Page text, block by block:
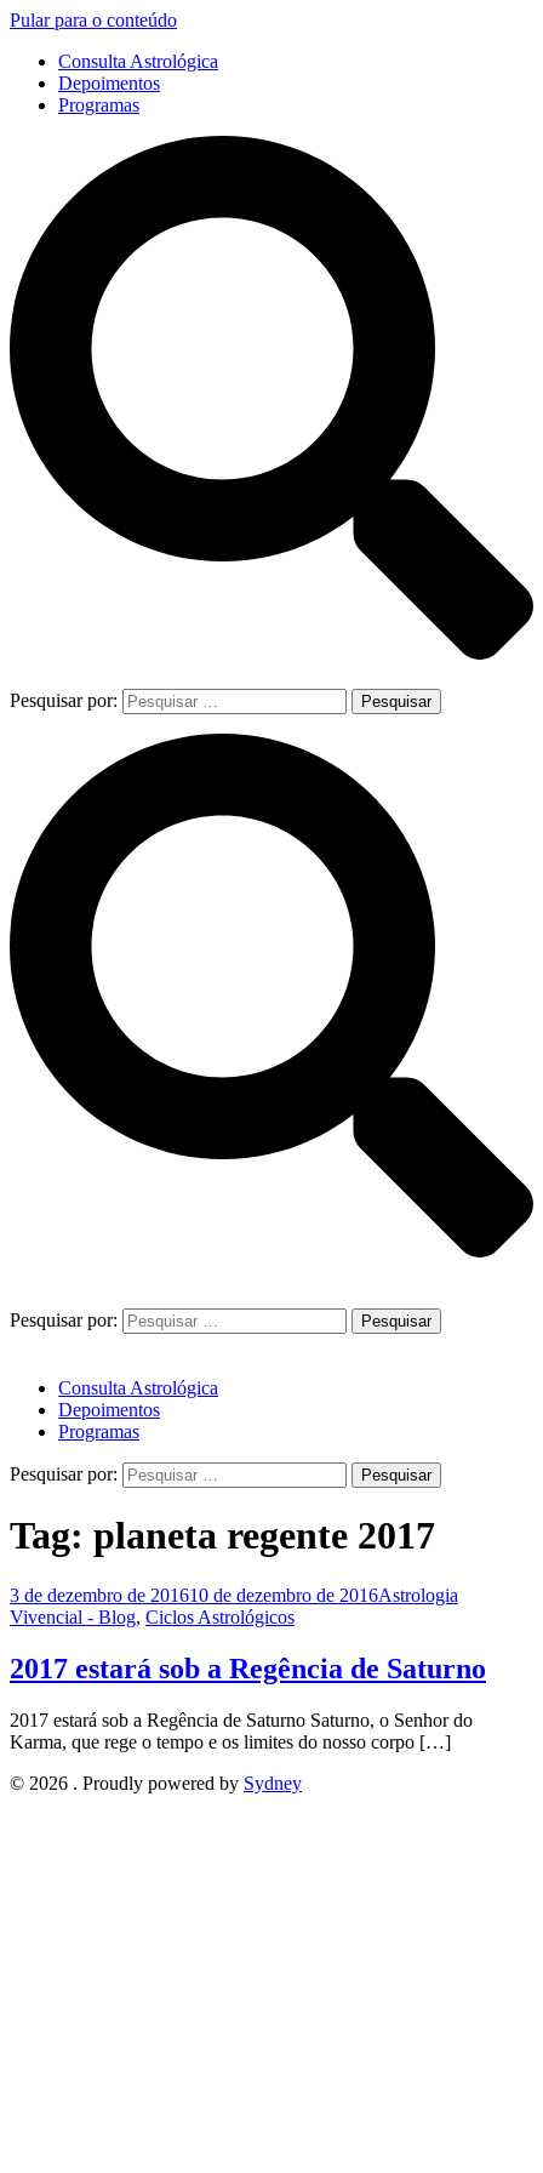
Pular para o conteúdo
Consulta Astrológica
Depoimentos
Programas
Pesquisar por:
Pesquisar por:
Consulta Astrológica
Depoimentos
Programas
Pesquisar por:
Tag: planeta regente 2017
3 de dezembro de 201610 de dezembro de 2016Astrologia
Vivencial - Blog, Ciclos Astrológicos
2017 estará sob a Regência de Saturno
2017 estará sob a Regência de Saturno Saturno, o Senhor do
Karma, que rege o tempo e os limites do nosso corpo […]
© 2026 . Proudly powered by Sydney